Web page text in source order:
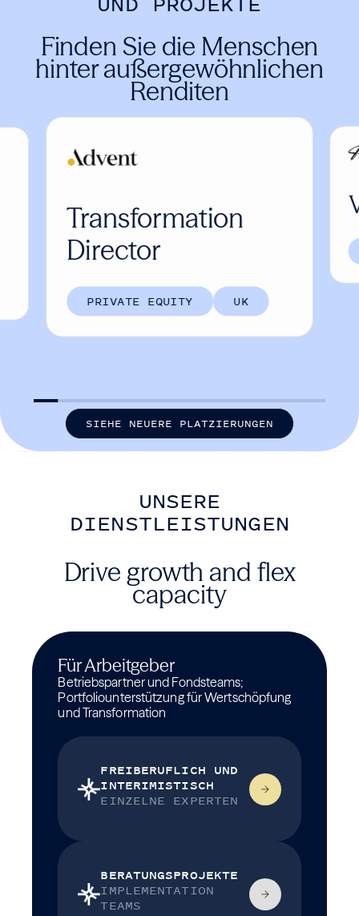
Finden Sie die Menschen
hinter außergewöhnlichen
Renditen
Transformation
Director
PRIVATE EQUITY UK
SIEHE NEUERE PLATZIERUNGEN
UNSERE
DIENSTLEISTUNGEN
Drive growth and flex
capacity
Für Arbeitgeber
Betriebspartner und Fondsteams;
Portfoliounterstützung für Wertschöpfung
und Transformation
FREIBERUFLICH UND
INTERIMISTISCH
EINZELNE EXPERTEN
BERATUNGSPROJEKTE
IMPLEMENTATION
TEAMS